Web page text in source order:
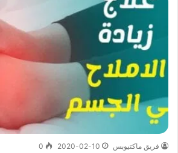
فريق ماكتيوبس 2020-02-10
0